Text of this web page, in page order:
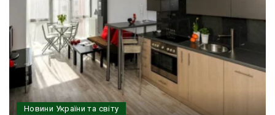
Новини України та світу